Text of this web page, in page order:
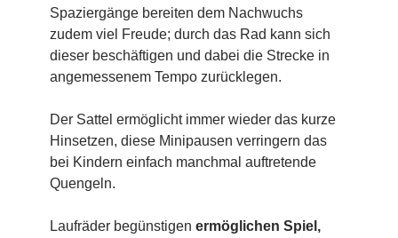
Spaziergänge bereiten dem Nachwuchs
zudem viel Freude; durch das Rad kann sich
dieser beschäftigen und dabei die Strecke in
angemessenem Tempo zurücklegen.
Der Sattel ermöglicht immer wieder das kurze
Hinsetzen, diese Minipausen verringern das
bei Kindern einfach manchmal auftretende
Quengeln.
Laufräder begünstigen ermöglichen Spiel,